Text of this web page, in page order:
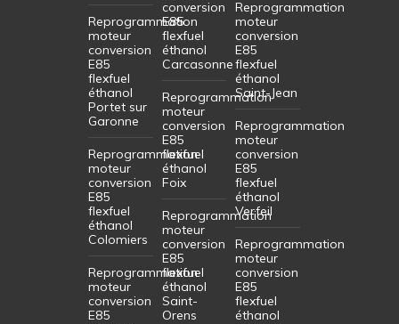
Reprogrammation
moteur
conversion
E85
flexfuel
éthanol
Portet sur
Garonne
Reprogrammation
moteur
conversion
E85
flexfuel
éthanol
Colomiers
Reprogrammation
moteur
conversion
E85
conversion
E85
flexfuel
éthanol
Carcasonne
Reprogrammation
moteur
conversion
E85
flexfuel
éthanol
Foix
Reprogrammation
moteur
conversion
E85
flexfuel
éthanol
Saint-
Orens
Reprogrammation
moteur
conversion
E85
flexfuel
éthanol
Saint-Jean
Reprogrammation
moteur
conversion
E85
flexfuel
éthanol
Verfeil
Reprogrammation
moteur
conversion
E85
flexfuel
éthanol